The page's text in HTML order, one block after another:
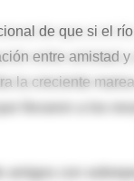
de que si el
entre amistad
la creciente
con